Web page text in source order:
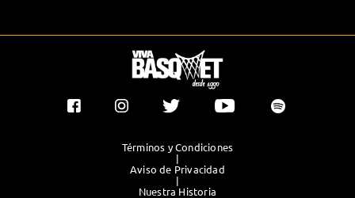
Términos y Condiciones
|
Aviso de Privacidad
|
Nuestra Historia